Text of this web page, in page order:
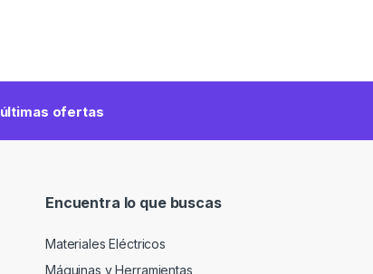
últimas ofertas
Encuentra lo que buscas
Materiales Eléctricos
Máquinas y Herramientas